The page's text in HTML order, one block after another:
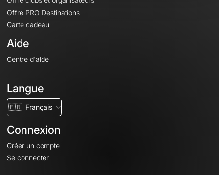
Offre PRO Destinations
Carte cadeau
Aide
Centre d'aide
Langue
🇫🇷 Français
Connexion
Créer un compte
Se connecter